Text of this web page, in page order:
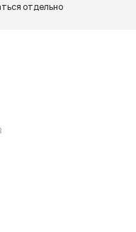
отдельно